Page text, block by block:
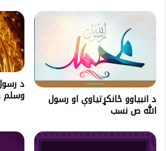
د انبیاوو ځانکړتیاوې او رسول
الله ص نسب
د
وسلم